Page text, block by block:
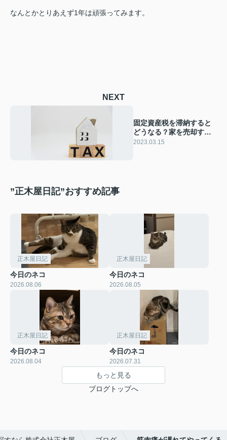
なんとかとりあえず1年は頑張ってみます。
NEXT
固定資産税を滞納すると
どうなる？家を売却する
方法や条件をご紹介
2023.03.15
”正木屋日記”おすすめ記事
正木屋日記
今日のネコ
2026.08.06
正木屋日記
今日のネコ
2026.08.05
正木屋日記
今日のネコ
2026.08.04
正木屋日記
今日のネコ
2026.07.31
もっと見る
ブログトップへ